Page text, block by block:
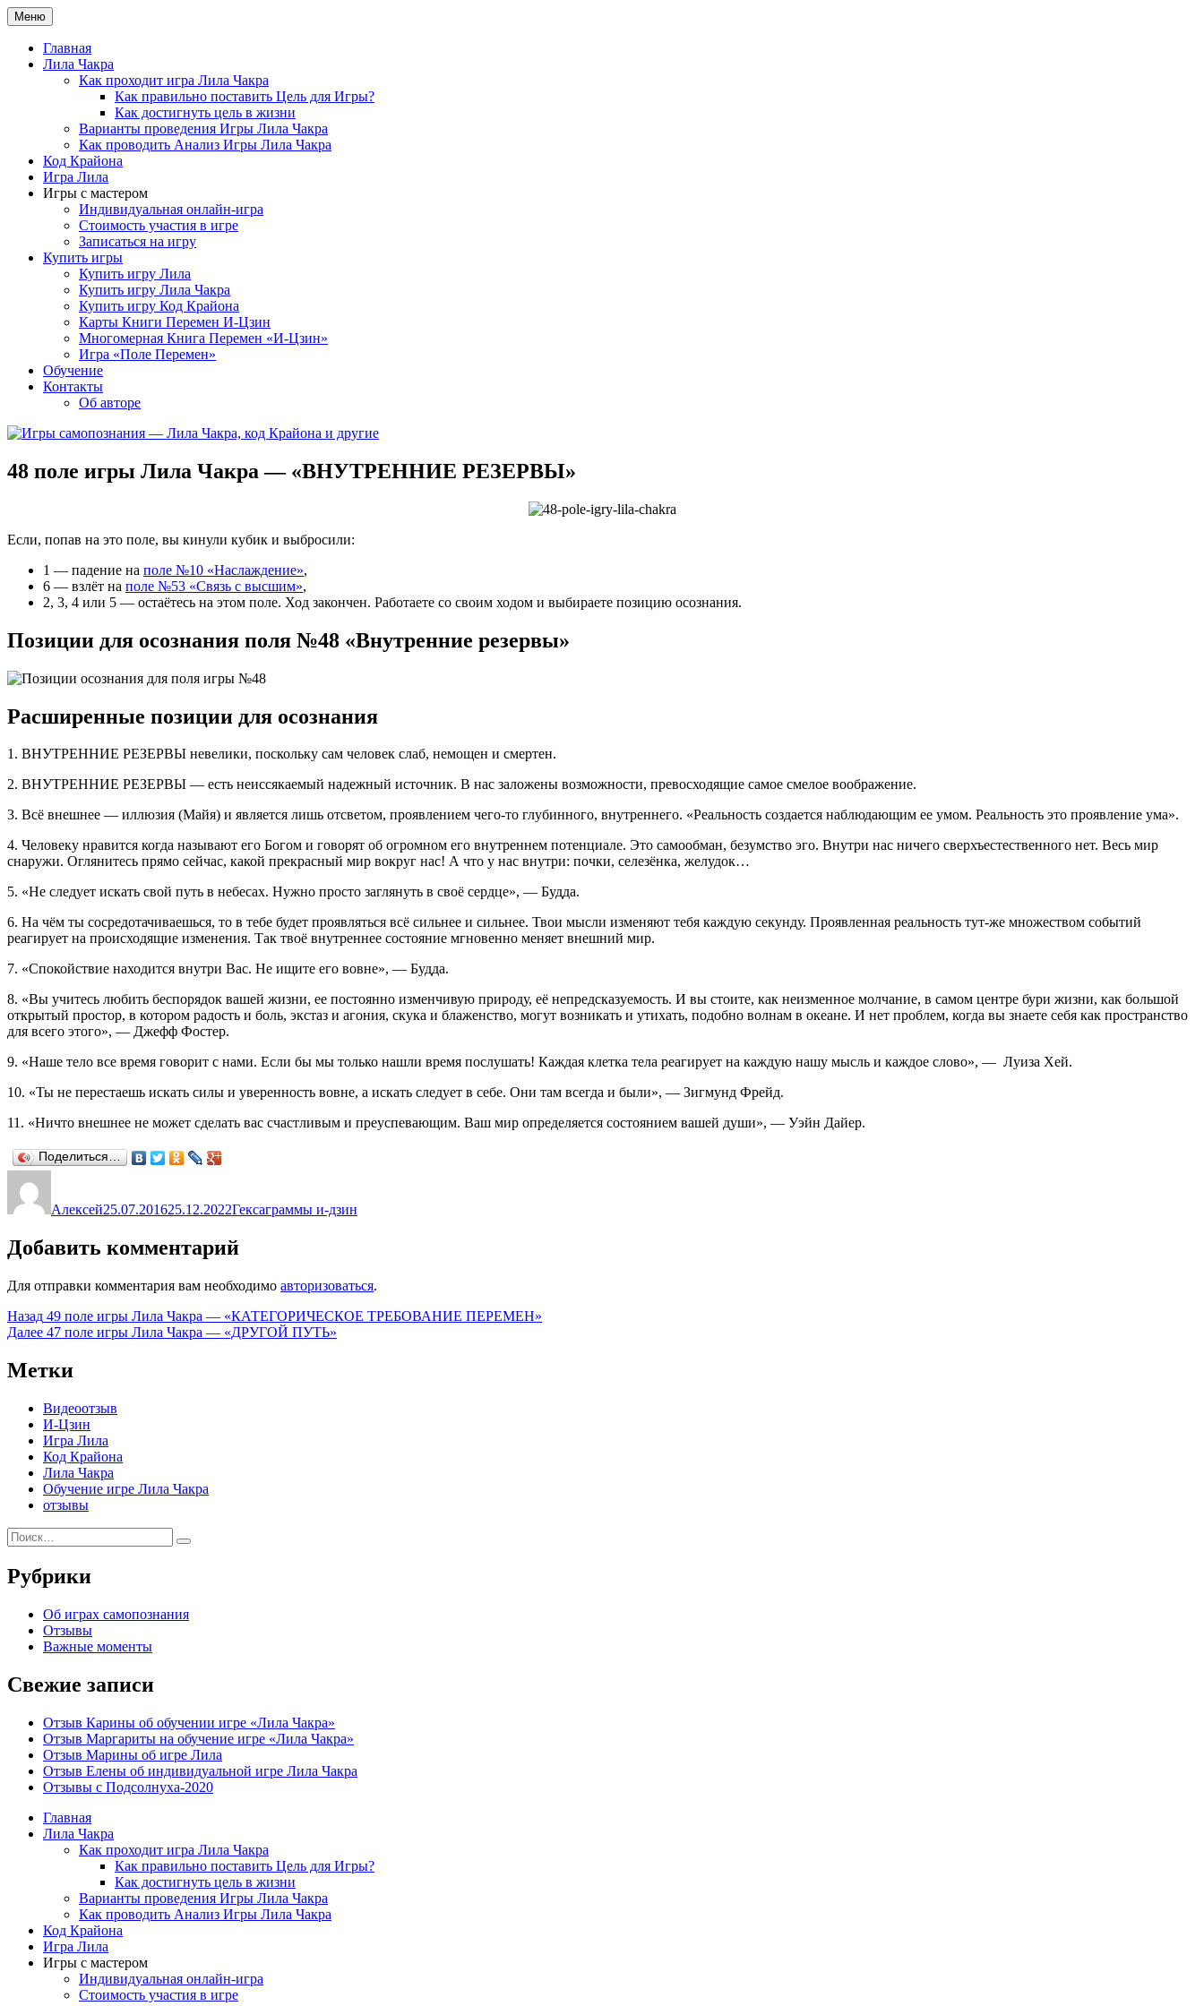
Перейти
к
содержимому
Игры самопознания — Лила Чакра, код Крайона и другие
Меню
Главная
Лила Чакра
Как проходит игра Лила Чакра
Как правильно поставить Цель для Игры?
Как достигнуть цель в жизни
Варианты проведения Игры Лила Чакра
Как проводить Анализ Игры Лила Чакра
Код Крайона
Игра Лила
Игры с мастером
Индивидуальная онлайн-игра
Стоимость участия в игре
Записаться на игру
Купить игры
Купить игру Лила
Купить игру Лила Чакра
Купить игру Код Крайона
Карты Книги Перемен И-Цзин
Многомерная Книга Перемен «И-Цзин»
Игра «Поле Перемен»
Обучение
Контакты
Об авторе
48 поле игры Лила Чакра — «ВНУТРЕННИЕ РЕЗЕРВЫ»
Если, попав на это поле, вы кинули кубик и выбросили:
1 — падение на поле №10 «Наслаждение»,
6 — взлёт на поле №53 «Связь с высшим»,
2, 3, 4 или 5 — остаётесь на этом поле. Ход закончен. Работаете со своим ходом и выбираете позицию осознания.
Позиции для осознания поля №48 «Внутренние резервы»
Расширенные позиции для осознания
1. ВНУТРЕННИЕ РЕЗЕРВЫ невелики, поскольку сам человек слаб, немощен и смертен.
2. ВНУТРЕННИЕ РЕЗЕРВЫ — есть неиссякаемый надежный источник. В нас заложены возможности, превосходящие самое смелое воображение.
3. Всё внешнее — иллюзия (Майя) и является лишь отсветом, проявлением чего-то глубинного, внутреннего. «Реальность создается наблюдающим ее умом. Реальность это проявление ума».
4. Человеку нравится когда называют его Богом и говорят об огромном его внутреннем потенциале. Это самообман, безумство эго. Внутри нас ничего сверхъестественного нет. Весь мир
снаружи. Оглянитесь прямо сейчас, какой прекрасный мир вокруг нас! А что у нас внутри: почки, селезёнка, желудок…
5. «Не следует искать свой путь в небесах. Нужно просто заглянуть в своё сердце», — Будда.
6. На чём ты сосредотачиваешься, то в тебе будет проявляться всё сильнее и сильнее. Твои мысли изменяют тебя каждую секунду. Проявленная реальность тут-же множеством событий
реагирует на происходящие изменения. Так твоё внутреннее состояние мгновенно меняет внешний мир.
7. «Спокойствие находится внутри Вас. Не ищите его вовне», — Будда.
8. «Вы учитесь любить беспорядок вашей жизни, ее постоянно изменчивую природу, её непредсказуемость. И вы стоите, как неизменное молчание, в самом центре бури жизни, как большой
открытый простор, в котором радость и боль, экстаз и агония, скука и блаженство, могут возникать и утихать, подобно волнам в океане. И нет проблем, когда вы знаете себя как пространство
для всего этого», — Джефф Фостер.
9. «Наше тело все время говорит с нами. Если бы мы только нашли время послушать! Каждая клетка тела реагирует на каждую нашу мысль и каждое слово», — Луиза Хей.
10. «Ты не перестаешь искать силы и уверенность вовне, а искать следует в себе. Они там всегда и были», — Зигмунд Фрейд.
11. «Ничто внешнее не может сделать вас счастливым и преуспевающим. Ваш мир определяется состоянием вашей души», — Уэйн Дайер.
Поделиться…
Алексей25.07.201625.12.2022Гексаграммы и-дзин
Добавить комментарий
Для отправки комментария вам необходимо авторизоваться.
Навигация
по
записям
Назад Предыдущая
запись:
49 поле игры Лила Чакра — «КАТЕГОРИЧЕСКОЕ ТРЕБОВАНИЕ ПЕРЕМЕН»
Далее Следующая
47 поле игры Лила Чакра — «ДРУГОЙ ПУТЬ»
Метки
Видеоотзыв
И-Цзин
Игра Лила
Код Крайона
Лила Чакра
Обучение игре Лила Чакра
отзывы
Искать:
Поиск
Рубрики
Об играх самопознания
Отзывы
Важные моменты
Свежие записи
Отзыв Карины об обучении игре «Лила Чакра»
Отзыв Маргариты на обучение игре «Лила Чакра»
Отзыв Марины об игре Лила
Отзыв Елены об индивидуальной игре Лила Чакра
Отзывы с Подсолнуха-2020
Главная
Лила Чакра
Как проходит игра Лила Чакра
Как правильно поставить Цель для Игры?
Как достигнуть цель в жизни
Варианты проведения Игры Лила Чакра
Как проводить Анализ Игры Лила Чакра
Код Крайона
Игра Лила
Игры с мастером
Индивидуальная онлайн-игра
Стоимость участия в игре